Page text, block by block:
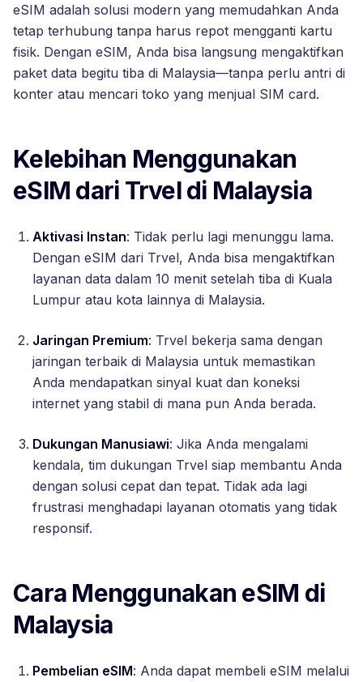
eSIM adalah solusi modern yang memudahkan Anda
tetap terhubung tanpa harus repot mengganti kartu
fisik. Dengan eSIM, Anda bisa langsung mengaktifkan
paket data begitu tiba di Malaysia—tanpa perlu antri di
konter atau mencari toko yang menjual SIM card.
Kelebihan Menggunakan
eSIM dari Trvel di Malaysia
Aktivasi Instan: Tidak perlu lagi menunggu lama.
Dengan eSIM dari Trvel, Anda bisa mengaktifkan
layanan data dalam 10 menit setelah tiba di Kuala
Lumpur atau kota lainnya di Malaysia.
Jaringan Premium: Trvel bekerja sama dengan
jaringan terbaik di Malaysia untuk memastikan
Anda mendapatkan sinyal kuat dan koneksi
internet yang stabil di mana pun Anda berada.
Dukungan Manusiawi: Jika Anda mengalami
kendala, tim dukungan Trvel siap membantu Anda
dengan solusi cepat dan tepat. Tidak ada lagi
frustrasi menghadapi layanan otomatis yang tidak
responsif.
Cara Menggunakan eSIM di
Malaysia
Pembelian eSIM: Anda dapat membeli eSIM melalui